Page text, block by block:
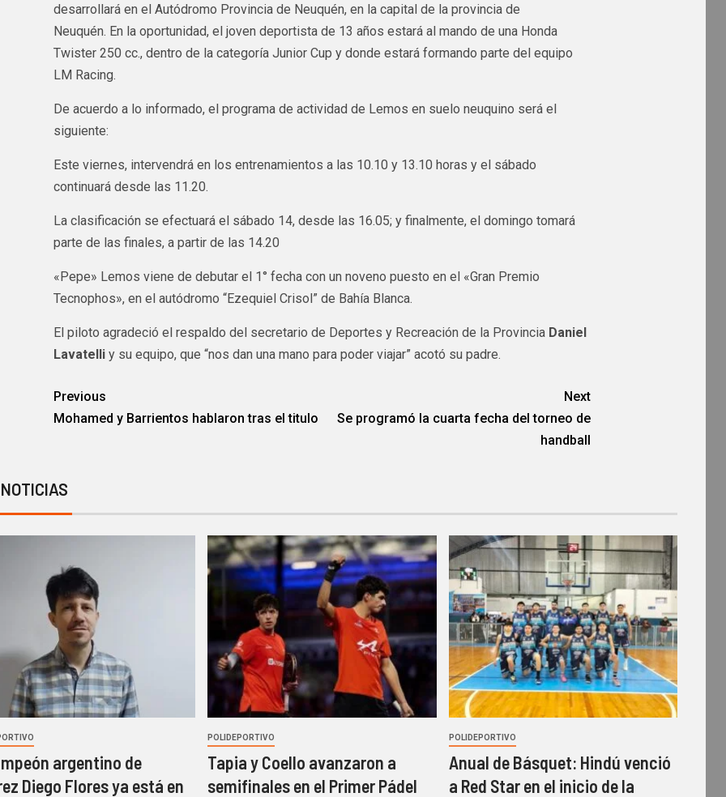
desarrollará en el Autódromo Provincia de Neuquén, en la capital de la provincia de
Neuquén. En la oportunidad, el joven deportista de 13 años estará al mando de una Honda
Twister 250 cc., dentro de la categoría Junior Cup y donde estará formando parte del equipo
LM Racing.
De acuerdo a lo informado, el programa de actividad de Lemos en suelo neuquino será el
siguiente:
Este viernes, intervendrá en los entrenamientos a las 10.10 y 13.10 horas y el sábado
continuará desde las 11.20.
La clasificación se efectuará el sábado 14, desde las 16.05; y finalmente, el domingo tomará
parte de las finales, a partir de las 14.20
«Pepe» Lemos viene de debutar el 1° fecha con un noveno puesto en el «Gran Premio
Tecnophos», en el autódromo “Ezequiel Crisol” de Bahía Blanca.
El piloto agradeció el respaldo del secretario de Deportes y Recreación de la Provincia Daniel
Lavatelliy su equipo, que “nos dan una mano para poder viajar” acotó su padre.
Previous
Mohamed y Barrientos hablaron tras el titulo
Next
Se programó la cuarta fecha del torneo de
handball
argentino de
Diego Flores ya está en
POLIDEPORTIVO
Tapia y Coello avanzaron a
semifinales en el Primer Pádel
POLIDEPORTIVO
Anual de Básquet: Hindú venció
a Red Star en el inicio de la